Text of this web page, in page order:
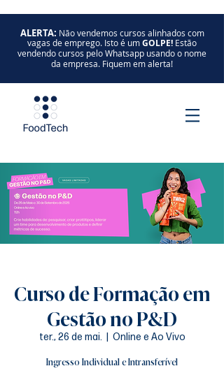
ALERTA: Não vendemos cursos alinhados com
vagas de emprego. Isto é umGOLPE! Estão
vendendo cursos pelo Whatsapp usando o nome
da empresa. Fiquem em alerta!
Curso de Formação em
Gestão no P&D
ter., 26 de mai. Online e Ao Vivo
Ingresso Individual e Intransferível